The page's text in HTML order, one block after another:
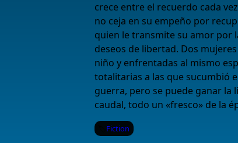
crece entre el recuerdo cada
no ceja en su empeño por
quien le transmite su amor por
deseos de libertad. Dos
niño y enfrentadas al mismo
totalitarias a las que sucumbió
guerra, pero se puede ganar la
caudal, todo un «fresco» de la
Fiction